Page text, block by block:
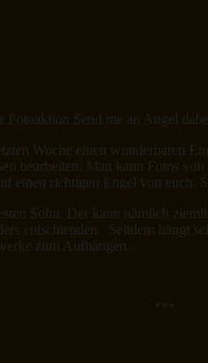
Fotoaktion Send me an Angel
Woche einen wunderbaren
bearbeiten: Man kann Fotos
einen richtigen Engel von
Sohn. Der kann nämlich
entschienden. Seitdem hängt
zum Aufhängen.
***